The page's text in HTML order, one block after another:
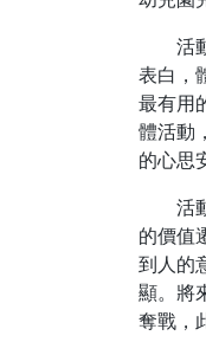
活
表白，
最有用
體活動
的心思
活
的價值
到人的
顯。將
奪戰，